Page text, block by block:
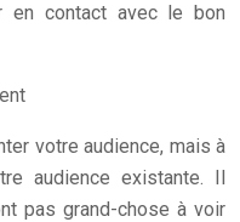
en contact avec le bon
votre audience, mais à
audience existante. Il
pas grand-chose à voir